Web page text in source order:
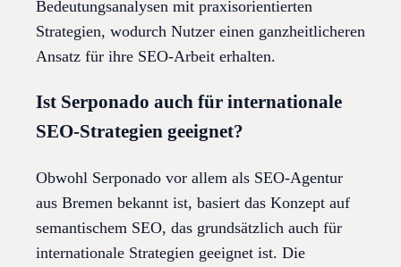
Bedeutungsanalysen mit praxisorientierten
Strategien, wodurch Nutzer einen ganzheitlicheren
Ansatz für ihre SEO-Arbeit erhalten.
Ist Serponado auch für internationale
SEO-Strategien geeignet?
Obwohl Serponado vor allem als SEO-Agentur
aus Bremen bekannt ist, basiert das Konzept auf
semantischem SEO, das grundsätzlich auch für
internationale Strategien geeignet ist. Die